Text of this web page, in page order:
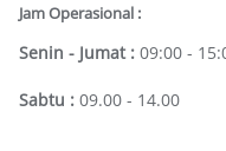
Jam Operasional :
Senin - Jumat : 09:00 -
Sabtu : 09.00 - 14.00